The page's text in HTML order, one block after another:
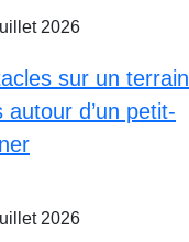
2026
sur un
autour d’un petit-
2026